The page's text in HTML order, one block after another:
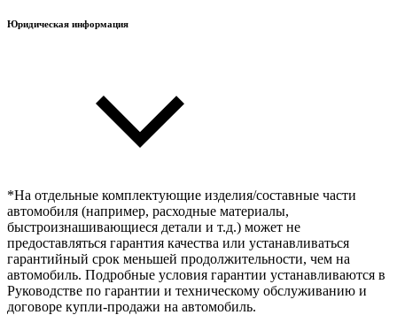
Юридическая информация
*На отдельные комплектующие изделия/составные части
автомобиля (например, расходные материалы,
быстроизнашивающиеся детали и т.д.) может не
предоставляться гарантия качества или устанавливаться
гарантийный срок меньшей продолжительности, чем на
автомобиль. Подробные условия гарантии устанавливаются в
Руководстве по гарантии и техническому обслуживанию и
договоре купли-продажи на автомобиль.